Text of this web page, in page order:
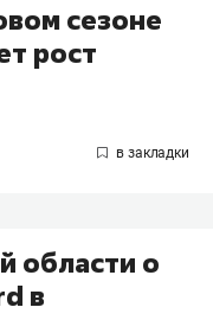
сезоне
рост
области о
в